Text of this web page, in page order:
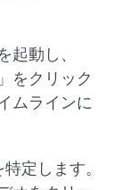
起動し、
」をクリック
ムラインに
定します。